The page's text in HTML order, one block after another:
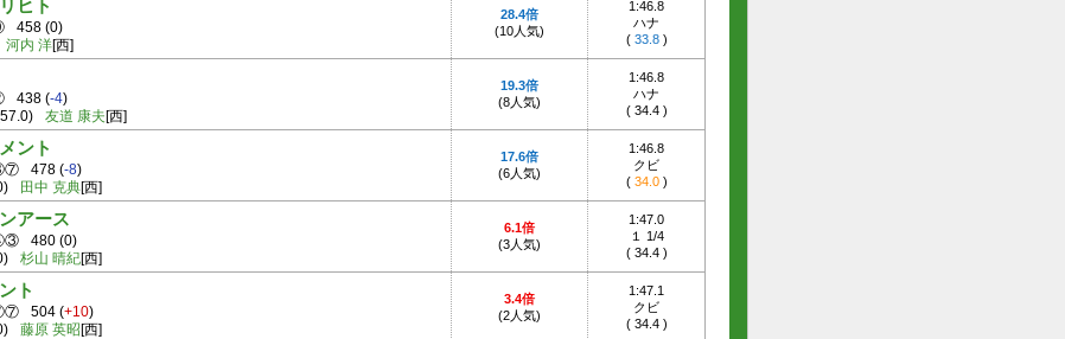
ヒト
458 (0)
河内 洋[西]
28.4倍
(10人気)
1:46.8
ハナ
( 33.8)
438 (-4)
友道 康夫[西]
19.3倍
(8人気)
1:46.8
ハナ
( 34.4)
ント
478 (-8)
田中 克典[西]
17.6倍
(6人気)
1:46.8
クビ
( 34.0)
アース
480 (0)
杉山 晴紀[西]
6.1倍
(3人気)
1:47.0
１ 1/4
( 34.4)
ト
504 (+10)
藤原 英昭[西]
3.4倍
(2人気)
1:47.1
クビ
( 34.4)